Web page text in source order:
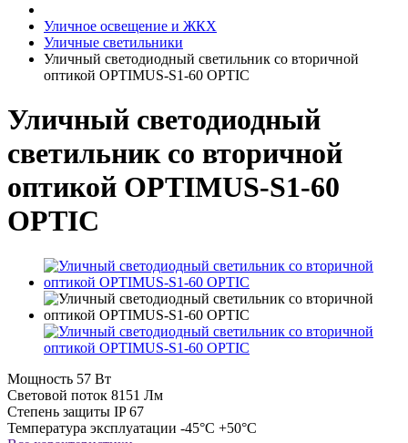
Уличное освещение и ЖКХ
Уличные светильники
Уличный светодиодный светильник со вторичной
оптикой OPTIMUS-S1-60 OPTIC
Уличный светодиодный
светильник со вторичной
оптикой OPTIMUS-S1-60
OPTIC
Мощность 57 Вт
Световой поток 8151 Лм
Степень защиты IP 67
Температура эксплуатации -45°C +50°C